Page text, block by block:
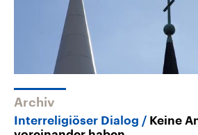
Archiv
Interreligiöser Dialog
Keine